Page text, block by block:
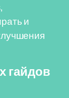
и
гайдов